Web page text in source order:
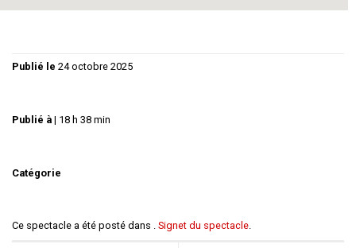
Publié le 24 octobre 2025
Publié à | 18 h 38 min
Catégorie
Ce spectacle a été posté dans . Signet du spectacle.